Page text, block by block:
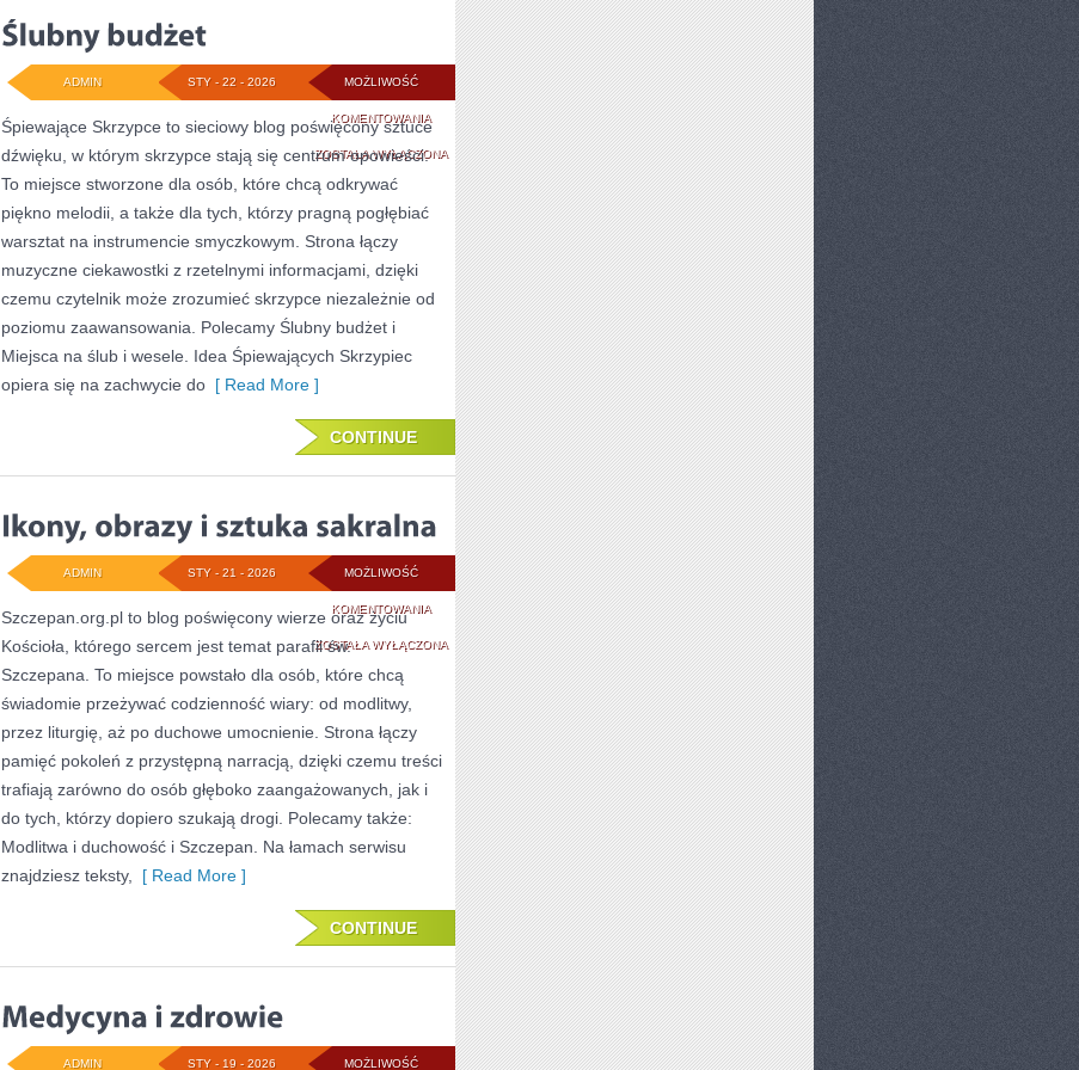
MOŻLIWOŚĆ
KOMENTOWANIAŚLUBNY
BUDŻET
ZOSTAŁA WYŁĄCZONA
STY - 22 - 2026
ADMIN
Śpiewające Skrzypce to sieciowy blog poświęcony sztuce
dźwięku, w którym skrzypce stają się centrum opowieści.
To miejsce stworzone dla osób, które chcą odkrywać
piękno melodii, a także dla tych, którzy pragną pogłębiać
warsztat na instrumencie smyczkowym. Strona łączy
muzyczne ciekawostki z rzetelnymi informacjami, dzięki
czemu czytelnik może zrozumieć skrzypce niezależnie od
poziomu zaawansowania. Polecamy Ślubny budżet i
Miejsca na ślub i wesele. Idea Śpiewających Skrzypiec
opiera się na zachwycie do [ Read More ]
CONTINUE
MOŻLIWOŚĆ
KOMENTOWANIAIKONY,
OBRAZY
SZTUKA
SAKRALNA
ZOSTAŁA WYŁĄCZONA
STY - 21 - 2026
ADMIN
Szczepan.org.pl to blog poświęcony wierze oraz życiu
Kościoła, którego sercem jest temat parafii św.
Szczepana. To miejsce powstało dla osób, które chcą
świadomie przeżywać codzienność wiary: od modlitwy,
przez liturgię, aż po duchowe umocnienie. Strona łączy
pamięć pokoleń z przystępną narracją, dzięki czemu treści
trafiają zarówno do osób głęboko zaangażowanych, jak i
do tych, którzy dopiero szukają drogi. Polecamy także:
Modlitwa i duchowość i Szczepan. Na łamach serwisu
znajdziesz teksty,
[ Read More ]
CONTINUE
MOŻLIWOŚĆ
STY - 19 - 2026
ADMIN